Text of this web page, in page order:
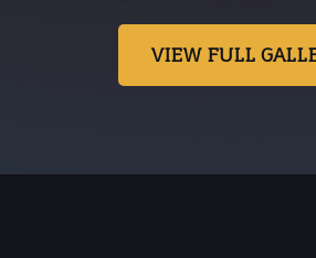
VIEW FULL